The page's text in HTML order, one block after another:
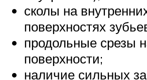
сколы на
поверхностях
продольные срезы
поверхности;
наличие сильных